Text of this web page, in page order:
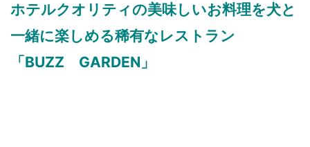
ホテルクオリティの美味しいお料理を犬と
一緒に楽しめる稀有なレストラン
「BUZZ GARDEN」